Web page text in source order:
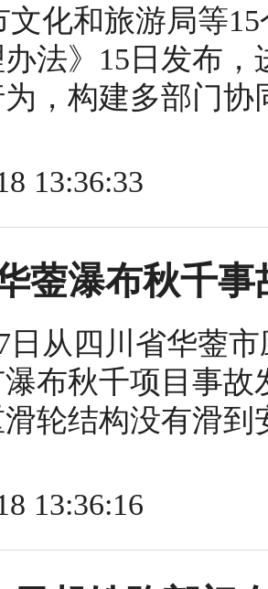
文化和旅游局等
法》15日发布
，构建多部门
13:36:33
蓥瀑布秋千
日从四川省华蓥
布秋千项目事
轮结构没有滑
13:36:16